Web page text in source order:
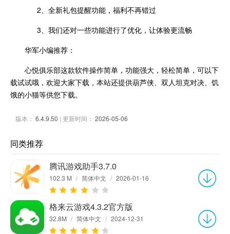
2、全新礼包提醒功能，福利不再错过
3、我们还对一些功能进行了优化，让体验更流畅
华军小编推荐：
心悦俱乐部这款软件操作简单，功能强大，轻松简单，可以下
载试试哦，欢迎大家下载，本站还提供葫芦侠、双人坦克对决、饥
饿的小猫等供您下载。
版本： 6.4.9.50 | 更新时间： 2026-05-06
同类推荐
腾讯游戏助手3.7.0
102.3 M / 简体中文 / 2026-01-16
格来云游戏4.3.2官方版
32.8M / 简体中文 / 2024-12-31